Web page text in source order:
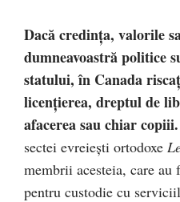
Dacă credința, valorile
dumneavoastră politice
statului, în Canada
licențierea, dreptul de
afacerea sau chiar copiii.
sectei evreiești ortodoxe
membrii acesteia, care
pentru custodie cu